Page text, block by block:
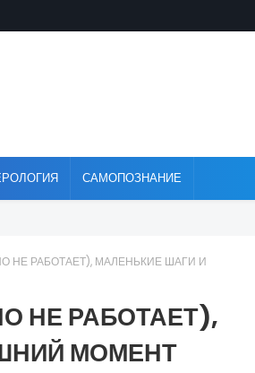
САМОПОЗНАНИЕ
НЕ РАБОТАЕТ), МАЛЕНЬКИЕ ШАГИ И
НЕ РАБОТАЕТ),
МОМЕНТ